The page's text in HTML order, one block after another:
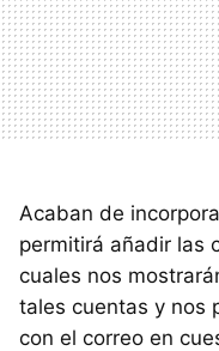
Acaban de
permitirá añadir las
cuales nos
tales cuentas y nos
con el correo en